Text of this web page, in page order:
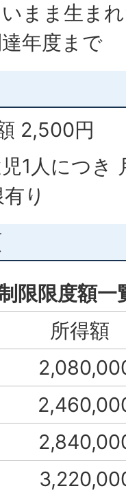
まま生ま
年度まで
2,500円
1人につき
り
限限度額一
所得額